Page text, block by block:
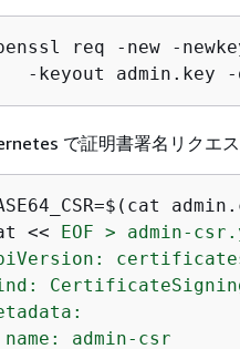
req -new -
-keyout admin.key
で証明書署名リクエス
<< EOF > admin-
name: admin-csr